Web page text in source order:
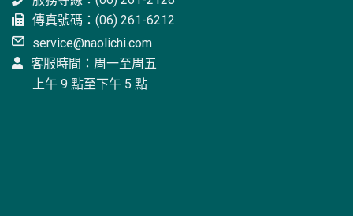
傳真號碼：(06) 261-6212
service@naolichi.com
客服時間：周一至周五
上午 9 點至下午 5 點